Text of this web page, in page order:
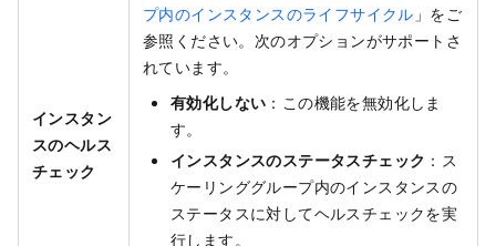
インスタン
スのヘルス
チェック
プ内のインスタンスのライフサイクル 」をご
参照ください。次のオプションがサポートさ
れています。
有効化しない ：この機能を無効化しま
す。
インスタンスのステータスチェック ：ス
ケーリンググループ内のインスタンスの
ステータスに対してヘルスチェックを実
行します。